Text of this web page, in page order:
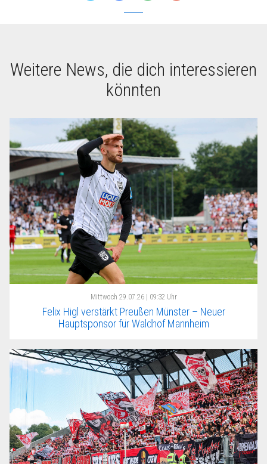
Weitere News, die dich interessieren
könnten
Mittwoch 29.07.26 | 09:32 Uhr
Felix Higl verstärkt Preußen Münster – Neuer
Hauptsponsor für Waldhof Mannheim